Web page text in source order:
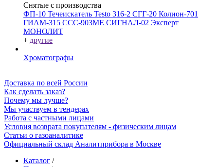
Снятые с производства
ФП-10 Течеискатель Testo 316-2 СГГ-20 Колион-701
ГИАМ-315 ССС-903МЕ СИГНАЛ-02 Эксперт
МОНОЛИТ
+ другие
Хроматографы
Доставка по всей России
Как сделать заказ?
Почему мы лучше?
Мы участвуем в тендерах
Работа с частными лицами
Условия возврата покупателям - физическим лицам
Статьи о газоаналитике
Официальный склад Аналитприбора в Москве
Каталог /